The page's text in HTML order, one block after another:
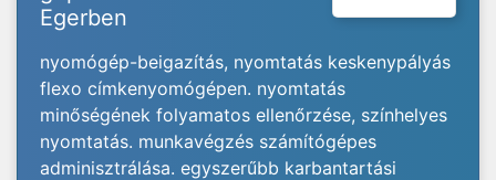
Egerben
nyomógép-beigazítás, nyomtatás keskenypályás
flexo címkenyomógépen. nyomtatás
minőségének folyamatos ellenőrzése, színhelyes
nyomtatás. munkavégzés számítógépes
adminisztrálása. egyszerűbb karbantartási